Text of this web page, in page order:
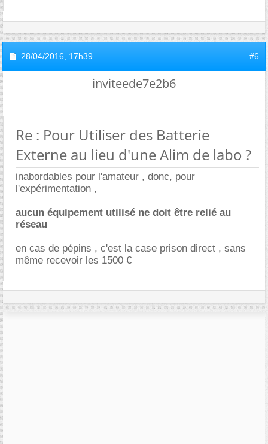
28/04/2016, 17h39 #6
inviteede7e2b6
Re : Pour Utiliser des Batterie
Externe au lieu d'une Alim de labo ?
inabordables pour l'amateur , donc, pour
l'expérimentation ,
aucun équipement utilisé ne doit être relié au
réseau
en cas de pépins , c'est la case prison direct , sans
même recevoir les 1500